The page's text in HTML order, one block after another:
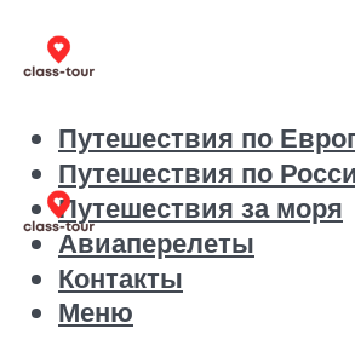
Путешествия по
Путешествия по
Путешествия за моря
Авиаперелеты
Контакты
Меню